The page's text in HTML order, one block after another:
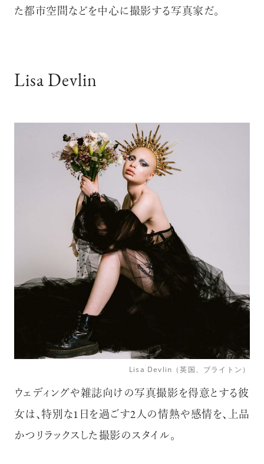
た都市空間などを中心に撮影する写真家だ。
Lisa Devlin
Lisa Devlin（英国、ブライトン）
ウェディングや雑誌向けの写真撮影を得意とする彼
女は、特別な1日を過ごす2人の情熱や感情を、上品
かつリラックスした撮影のスタイル。